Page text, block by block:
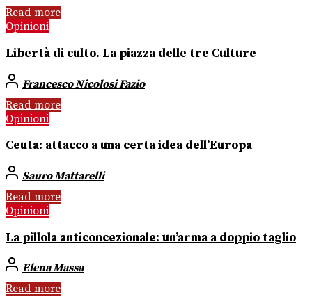
Read more
Opinioni
Libertà di culto. La piazza delle tre Culture
Francesco Nicolosi Fazio
Read more
Opinioni
Ceuta: attacco a una certa idea dell’Europa
Sauro Mattarelli
Read more
Opinioni
La pillola anticoncezionale: un’arma a doppio taglio
Elena Massa
Read more